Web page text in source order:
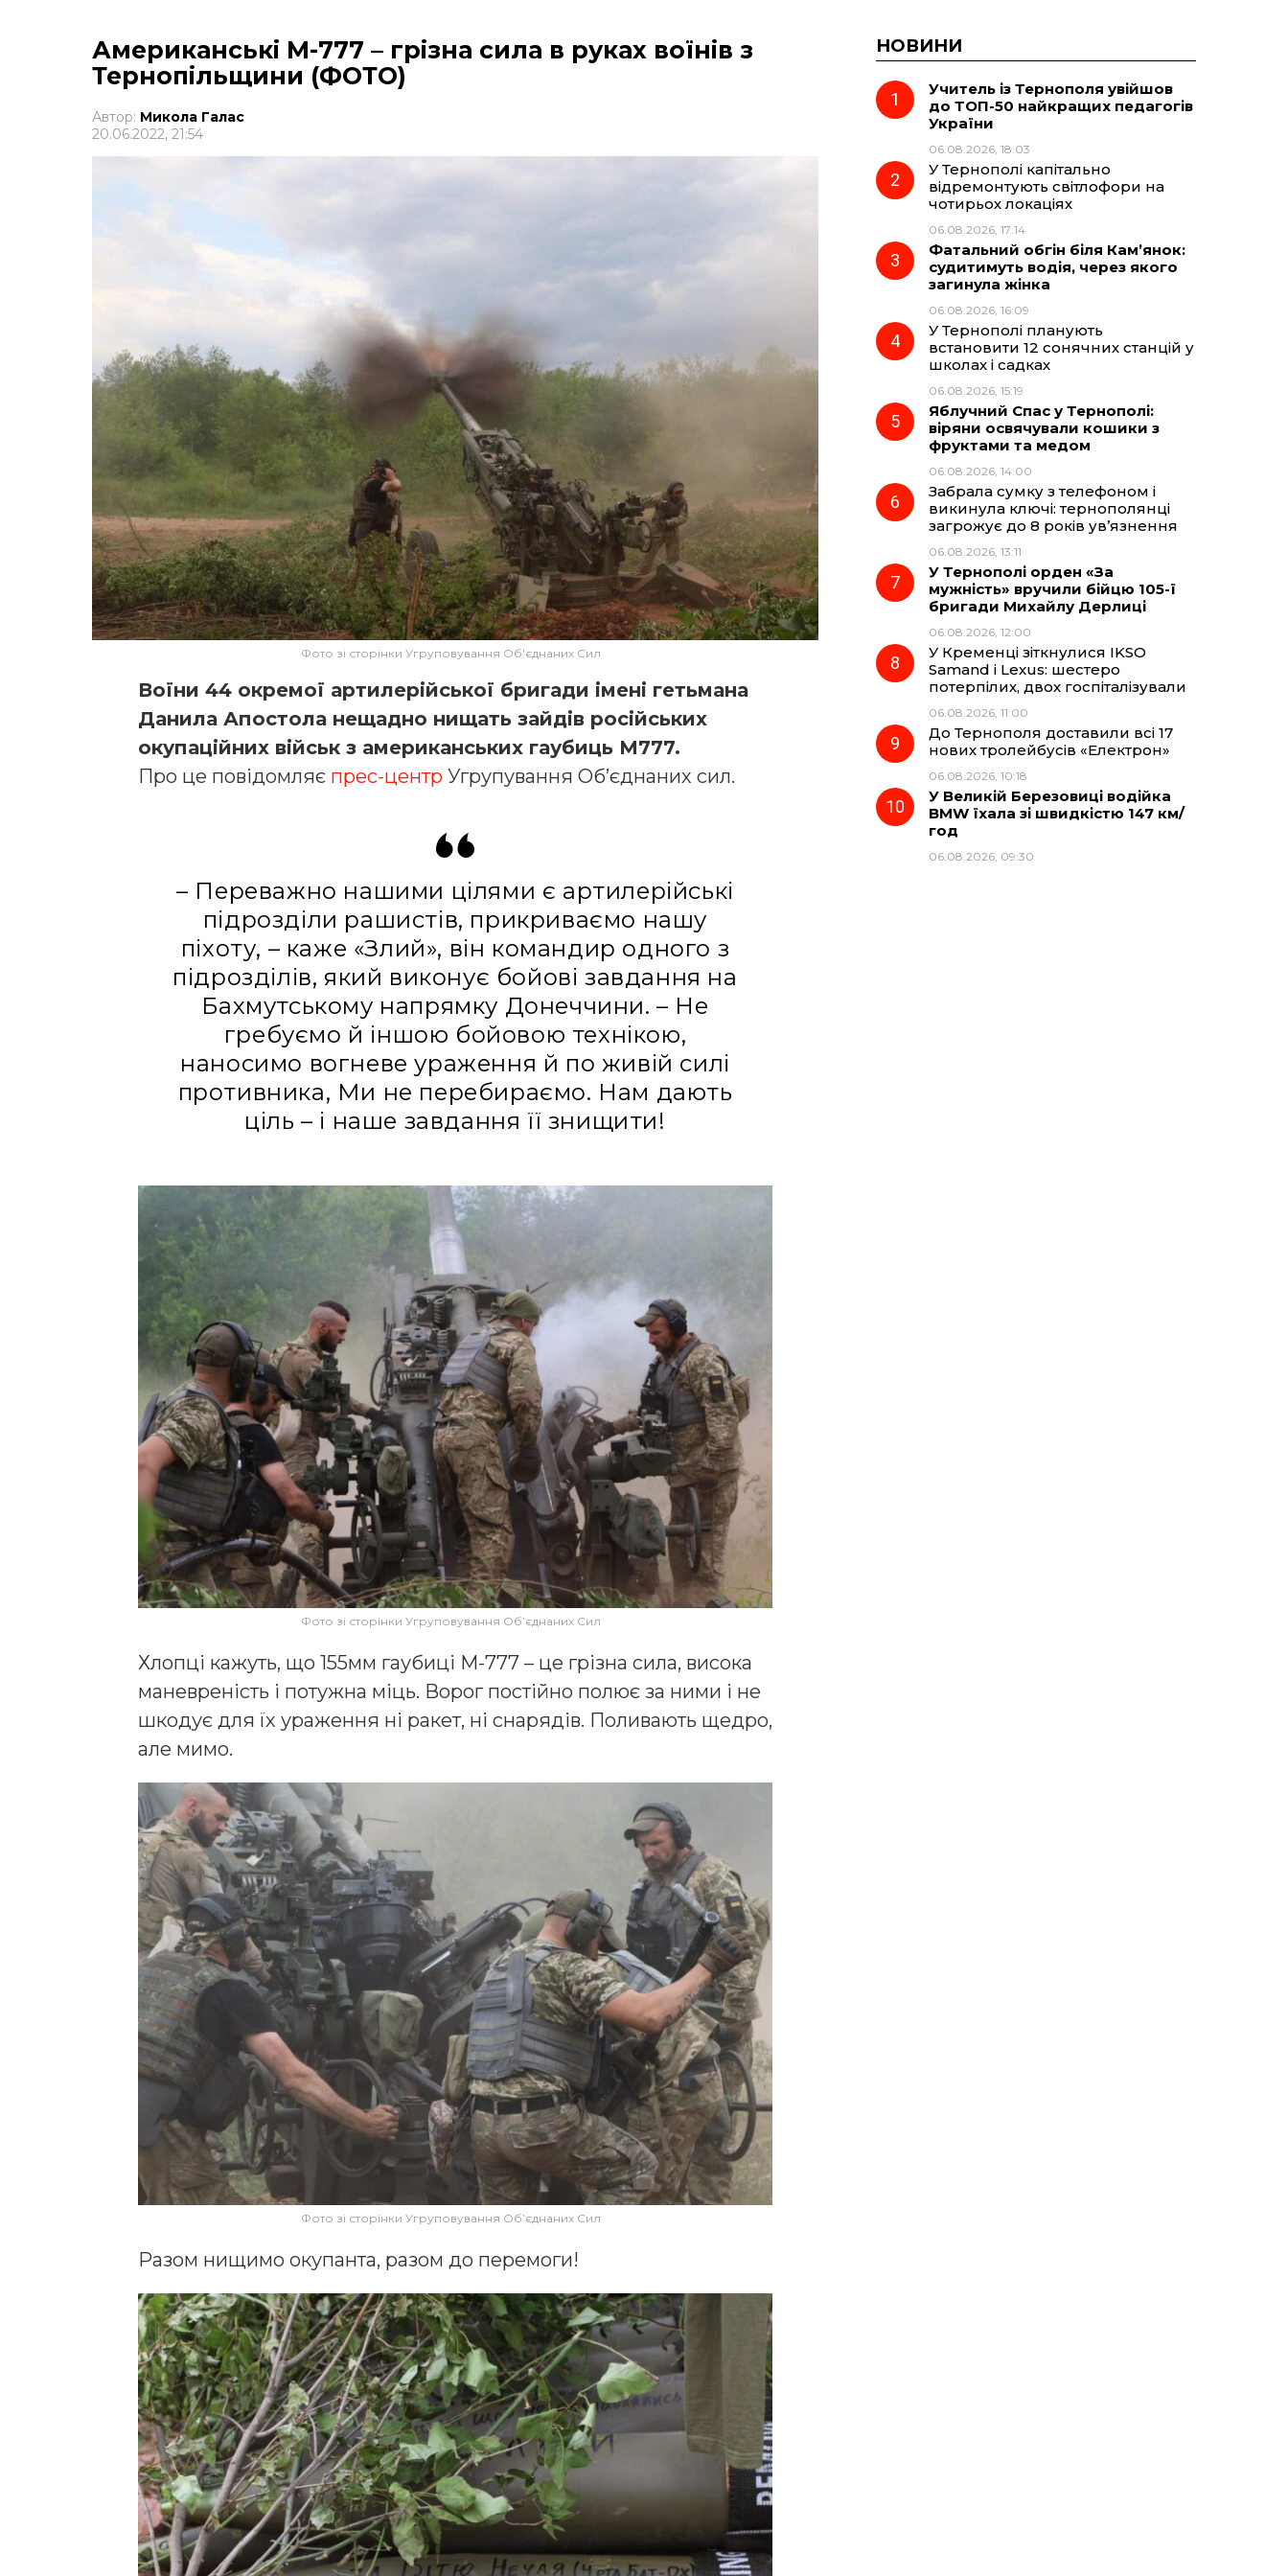
Американські М-777 – грізна сила в руках воїнів з
Тернопільщини (ФОТО)
Автор: Микола Галас
20.06.2022, 21:54
Фото зі сторінки Угруповування Об'єднаних Сил
Воїни 44 окремої артилерійської бригади імені гетьмана
Данила Апостола нещадно нищать зайдів російських
окупаційних військ з американських гаубиць М777.
Про це повідомляє прес-центр Угрупування Об’єднаних сил.
– Переважно нашими цілями є артилерійські
підрозділи рашистів, прикриваємо нашу
піхоту, – каже «Злий», він командир одного з
підрозділів, який виконує бойові завдання на
Бахмутському напрямку Донеччини. – Не
гребуємо й іншою бойовою технікою,
наносимо вогневе ураження й по живій силі
противника, Ми не перебираємо. Нам дають
ціль – і наше завдання її знищити!
Фото зі сторінки Угруповування Об’єднаних Сил
Хлопці кажуть, що 155мм гаубиці М-777 – це грізна сила, висока
маневреність і потужна міць. Ворог постійно полює за ними і не
шкодує для їх ураження ні ракет, ні снарядів. Поливають щедро,
але мимо.
Фото зі сторінки Угруповування Об’єднаних Сил
Разом нищимо окупанта, разом до перемоги!
НОВИНИ
Учитель із Тернополя увійшов
до ТОП-50 найкращих педагогів
України
06.08.2026, 18:03
У Тернополі капітально
відремонтують світлофори на
чотирьох локаціях
06.08.2026, 17:14
Фатальний обгін біля Кам’янок:
судитимуть водія, через якого
загинула жінка
06.08.2026, 16:09
У Тернополі планують
встановити 12 сонячних станцій у
школах і садках
06.08.2026, 15:19
Яблучний Спас у Тернополі:
віряни освячували кошики з
фруктами та медом
06.08.2026, 14:00
Забрала сумку з телефоном і
викинула ключі: тернополянці
загрожує до 8 років ув’язнення
06.08.2026, 13:11
У Тернополі орден «За
мужність» вручили бійцю 105-ї
бригади Михайлу Дерлиці
06.08.2026, 12:00
У Кременці зіткнулися IKSO
Samand і Lexus: шестеро
потерпілих, двох госпіталізували
06.08.2026, 11:00
До Тернополя доставили всі 17
нових тролейбусів «Електрон»
06.08.2026, 10:18
У Великій Березовиці водійка
BMW їхала зі швидкістю 147 км/
год
06.08.2026, 09:30